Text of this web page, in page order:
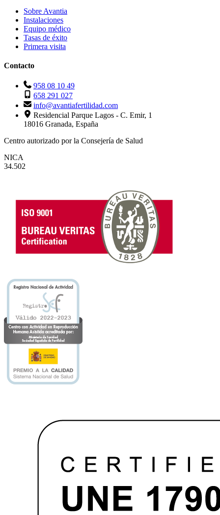
Sobre Avantia
Instalaciones
Equipo médico
Tasas de éxito
Primera visita
Contacto
958 08 10 49
658 291 027
info@avantiafertilidad.com
Residencial Parque Lagos - C. Emir, 1
18016 Granada, España
Centro autorizado por la Consejería de Salud
NICA
34.502